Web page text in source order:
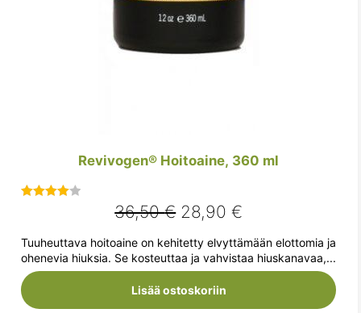
Revivogen® Hoitoaine, 360 ml
4.00/ 5
36,50€ Alkuperäinen
hinta
oli:
36,50 €.
28,90€
hinta
on:
Tuuheuttava hoitoaine on kehitetty elvyttämään elottomia ja
ohenevia hiuksia. Se kosteuttaa ja vahvistaa hiuskanavaa,...
Lisää ostoskoriin